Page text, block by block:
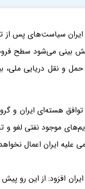
بینی می‌شود سطح
حمل و نقل دریایی
از تحریم‌های موجود نفتی
علیه ایران اعمال
افزود: از این رو